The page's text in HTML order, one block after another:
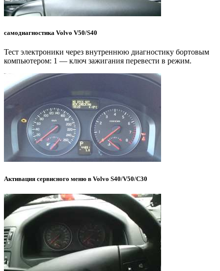
самодиагностика Volvo V50/S40
Тест электроники через внутреннюю диагностику бортовым
компьютером: 1 — ключ зажигания перевести в режим.
Активация сервисного меню в Volvo S40/V50/C30